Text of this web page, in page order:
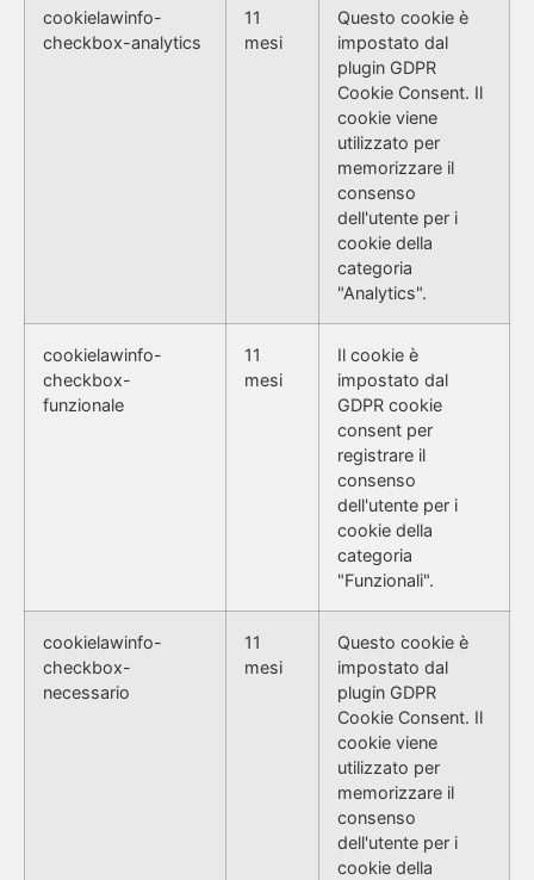
cookielawinfo-
checkbox-analytics
11
mesi
Questo cookie è
impostato dal
plugin GDPR
Cookie Consent. Il
cookie viene
utilizzato per
memorizzare il
consenso
dell'utente per i
cookie della
categoria
"Analytics".
cookielawinfo-
checkbox-
funzionale
11
mesi
Il cookie è
impostato dal
GDPR cookie
consent per
registrare il
consenso
dell'utente per i
cookie della
categoria
"Funzionali".
cookielawinfo-
checkbox-
necessario
11
mesi
Questo cookie è
impostato dal
plugin GDPR
Cookie Consent. Il
cookie viene
utilizzato per
memorizzare il
consenso
dell'utente per i
cookie della